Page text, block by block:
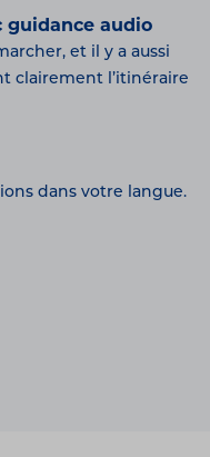
guidance audio
et il y a aussi
clairement l’itinéraire
dans votre langue.